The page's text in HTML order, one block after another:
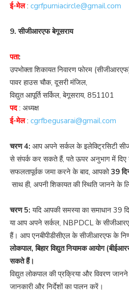
ई-मेल: cgrfpurniacircle@gmail.com
9. सीजीआरएफ बेगूसराय
पता:
उपभोक्ता शिकायत निवारण फोरम
पावर हाउस चौक, दूसरी मंजिल,
विद्युत आपूर्ति सर्किल, बेगूसराय, 851101
पद : अध्यक्ष
ई-मेल: cgrfbegusarai@gmail.com
चरण 4: आप अपने सर्कल के इलेक्ट्रिसिटी
से संपर्क कर सकते हैं, पते ऊपर अनुभाग में दिए
सफलतापूर्वक जमा करने के बाद, आपको39
साथ ही, अपनी शिकायत की स्थिति जानने के
चरण 5: यदि आपकी समस्या का समाधान 39
या आप अपने सर्कल, NBPDCL के
हैं। आप एनबीपीडीसीएल के सीजीआरएफ के
लोकपाल, बिहार विद्युत नियामक आयोग
सकते हैं।
विद्युत लोकपाल की प्रक्रिया और विवरण
जानकारी और निर्देशों का पालन करें।